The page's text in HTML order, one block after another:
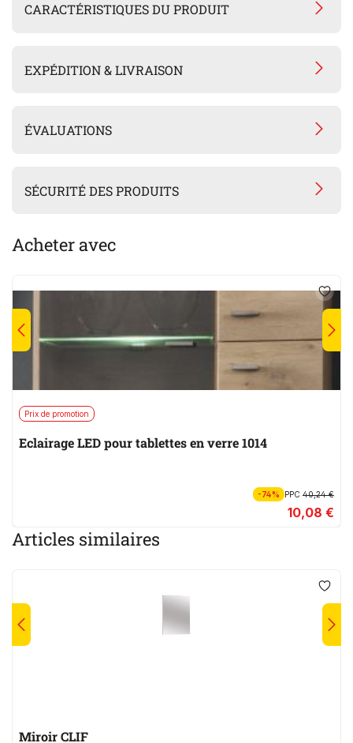
CARACTÉRISTIQUES DU PRODUIT
EXPÉDITION & LIVRAISON
ÉVALUATIONS
SÉCURITÉ DES PRODUITS
Acheter avec
Prix de promotion
Eclairage LED pour tablettes en verre 1014
-74% PPC40,24 €
10,08 €
Articles similaires
Miroir CLIF